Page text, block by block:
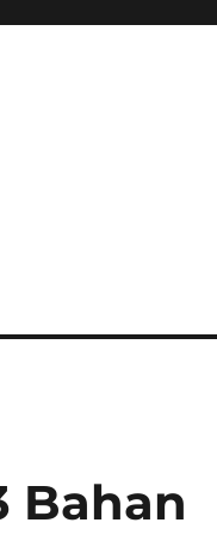
Bahan